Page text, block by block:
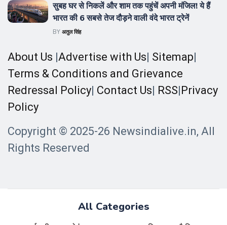
सुबह घर से निकलें और शाम तक पहुंचें अपनी मंजिल! ये हैं
भारत की 6 सबसे तेज दौड़ने वाली वंदे भारत ट्रेनें
BY अतुल सिंह
About Us Advertise with Us Sitemap
Terms & Conditions and Grievance
Redressal Policy Contact Us RSS Privacy
Policy
Copyright © 2025-26 Newsindialive.in, All
Rights Reserved
All Categories